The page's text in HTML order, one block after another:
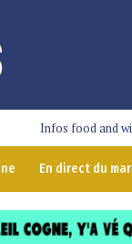
Infos food and
En direct du